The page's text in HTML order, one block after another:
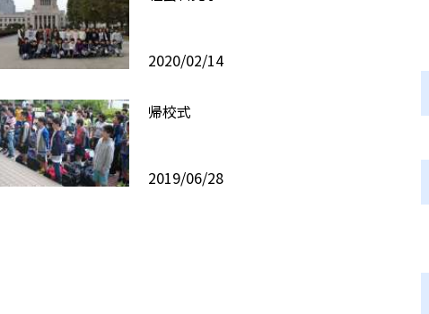
2020/02/14
帰校式
2019/06/28